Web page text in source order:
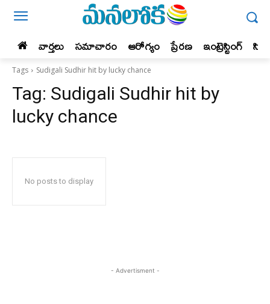
వార్తలు సమాచారం ఆరోగ్యం ప్రేర‌ణ‌ ఇంట్రెస్టింగ్‌
Tags Sudigali Sudhir hit by lucky chance
Tag: Sudigali Sudhir hit by
lucky chance
No posts to display
- Advertisment -